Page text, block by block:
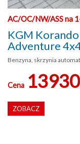
AC/OC/NW/ASS na
KGM
Adventure
Benzyna, skrzynia
Cena
ZOBACZ